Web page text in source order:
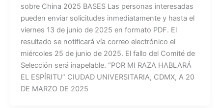
sobre China 2025 BASES Las personas interesadas
pueden enviar solicitudes inmediatamente y hasta el
viernes 13 de junio de 2025 en formato PDF. El
resultado se notificará vía correo electrónico el
miércoles 25 de junio de 2025. El fallo del Comité de
Selección será inapelable. “POR MI RAZA HABLARÁ
EL ESPÍRITU” CIUDAD UNIVERSITARIA, CDMX, A 20
DE MARZO DE 2025